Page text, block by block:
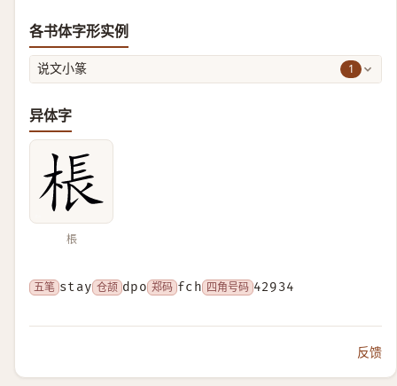
各书体字形实例
说文小篆 1
异体字
棖
五笔 stay 仓颉 dpo 郑码 fch 四角号码 42934
反馈